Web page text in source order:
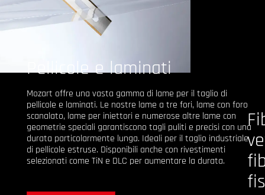
Pellicole e laminati
Mozart offre una vasta gamma di lame per il taglio di
pellicole e laminati. Le nostre lame a tre fori, lame con foro
scanalato, lame per iniettori e numerose altre lame con
geometrie speciali garantiscono tagli puliti e precisi con una
durata particolarmente lunga. Ideali per il taglio industriale
di pellicole estruse. Disponibili anche con rivestimenti
selezionati come TiN e DLC per aumentare la durata.